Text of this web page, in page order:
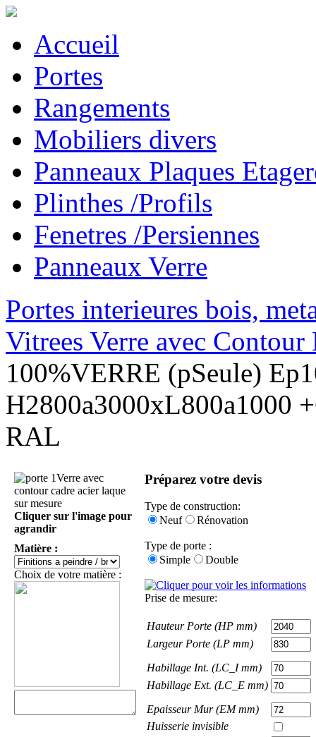
Accueil
Portes
Rangements
Mobiliers divers
Panneaux Plaques
Plinthes /Profils
Fenetres /Persiennes
Panneaux Verre
Portes interieures bois,
Vitrees Verre avec
100%VERRE (pSeule)
H2800a3000xL800a1000
RAL
Cliquer sur l'image pour
agrandir
Matière :
Choix de votre matière :
Préparez votre devis
Type de construction:
Neuf
Rénovation
Type de porte :
Simple
Double
Prise de mesure:
Hauteur Porte (HP mm)
Largeur Porte (LP mm)
Habillage Int. (LC_I mm)
Habillage Ext. (LC_E mm)
Epaisseur Mur (EM mm)
Huisserie invisible